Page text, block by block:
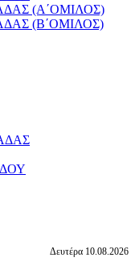
(Α΄ΟΜΙΛΟΣ)
(Β΄ΟΜΙΛΟΣ)
Δευτέρα 10.08.2026